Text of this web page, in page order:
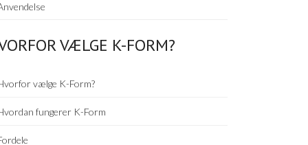
VÆLGE K-FORM?
vælge K-Form?
fungerer K-Form